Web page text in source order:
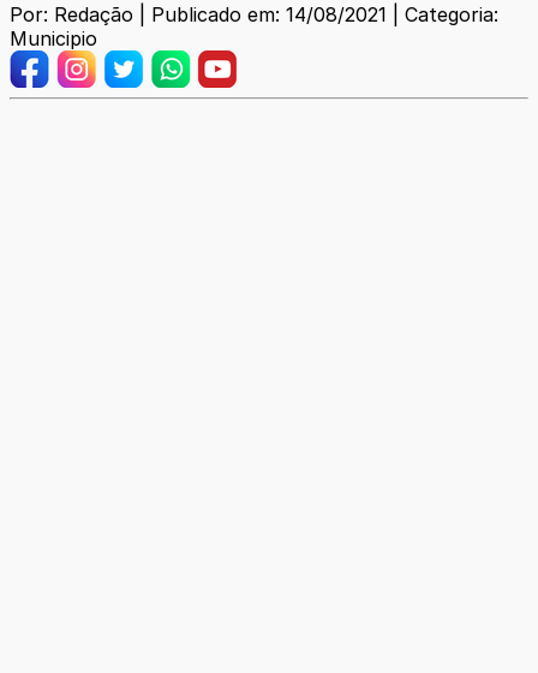
Por: Redação | Publicado em: 14/08/2021 | Categoria:
Municipio